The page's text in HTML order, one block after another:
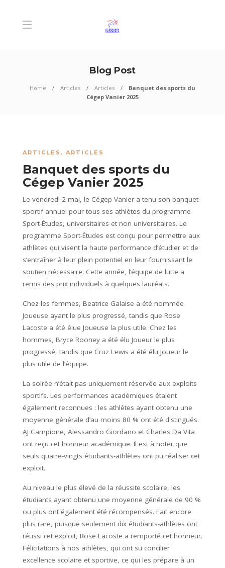
Blog Post
Home Articles Articles
Banquet des sports du
Cégep Vanier 2025
ARTICLES , ARTICLES
Banquet des sports du
Cégep Vanier 2025
Le vendredi 2 mai, le Cégep Vanier a tenu son banquet
sportif annuel pour tous ses athlètes du programme
Sport-Études, universitaires et non universitaires. Le
programme Sport-Études est conçu pour permettre aux
athlètes qui visent la haute performance d’étudier et de
s’entraîner à leur plein potentiel en leur fournissant le
soutien nécessaire. Cette année, l’équipe de lutte a
remis des prix individuels à quelques lauréats.
Chez les femmes, Beatrice Galaise a été nommée
Joueuse ayant le plus progressé, tandis que Rose
Lacoste a été élue Joueuse la plus utile. Chez les
hommes, Bryce Rooney a été élu Joueur le plus
progressé, tandis que Cruz Lewis a été élu Joueur le
plus utile de l’équipe.
La soirée n’était pas uniquement réservée aux exploits
sportifs. Les performances académiques étaient
également reconnues : les athlètes ayant obtenu une
moyenne générale d’au moins 80 % ont été distingués.
AJ Campione, Alessandro Giordano et Charles Da Vita
ont reçu cet honneur académique. Il est à noter que
seuls quatre-vingts étudiants-athlètes ont pu réaliser cet
exploit.
Au niveau le plus élevé de la réussite scolaire, les
étudiants ayant obtenu une moyenne générale de 90 %
ou plus ont également été récompensés. Fait encore
plus rare, puisque seulement dix étudiants-athlètes ont
réussi cet exploit, Rose Lacoste a remporté cet honneur.
Félicitations à nos athlètes, qui ont su concilier
excellence scolaire et sportive, ce qui les prépare à un